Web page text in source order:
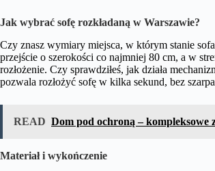
Jak wybrać sofę rozkładaną w Warszawie?
Czy znasz wymiary miejsca, w którym stanie
przejście o szerokości co najmniej 80 cm, a w
rozłożenie. Czy sprawdziłeś, jak działa
pozwala rozłożyć sofę w kilka sekund, bez
READ Dom pod ochroną – kompleksowe
Materiał i wykończenie